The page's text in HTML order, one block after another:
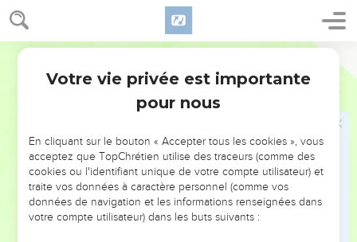
NE MANQUEZ PAS L’ÉVÉNEMENT
DE L’ANNÉE !
ET SI LEURS ERREURS POUVAIENT VOUS ÉVITER LES
VOTRES ?
Votre vie privée est importante
pour nous
En cliquant sur le bouton « Accepter tous les cookies », vous
acceptez que TopChrétien utilise des traceurs (comme des
cookies ou l'identifiant unique de votre compte utilisateur) et
traite vos données à caractère personnel (comme vos
données de navigation et les informations renseignées dans
votre compte utilisateur) dans les buts suivants :